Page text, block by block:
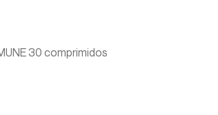
30 comprimidos